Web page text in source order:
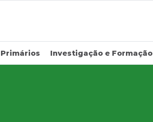
Investigação e Formação